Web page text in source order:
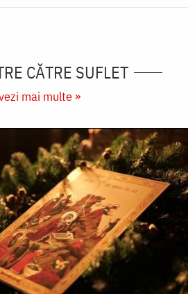
CĂTRE SUFLET
mai multe »